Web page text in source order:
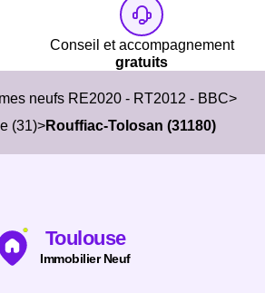
Neuf Toulouse
connaissent
spécificités. Ils vous aident à décrypter
à votre projet, qu’il s’agisse d’une
d’un investissement.
où la performance énergétique
Conseil et accompagnement
gratuits
neufs RE2020 - RT2012 - BBC
(31) Rouffiac-Tolosan (31180)
Toulouse
Immobilier Neuf